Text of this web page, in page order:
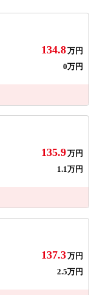
134.8万円
0万円
135.9万円
1.1万円
137.3万円
2.5万円